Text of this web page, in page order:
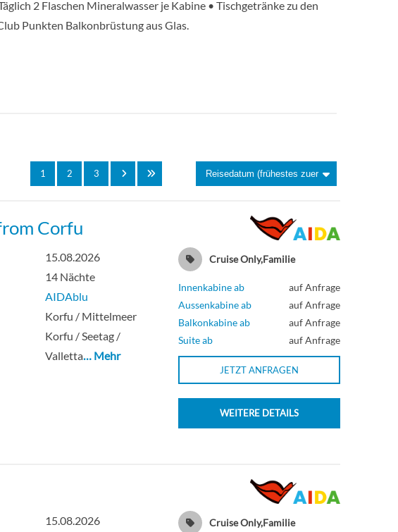
Deck 4
Deck 6 Suite
Suite
Suite
2 Flaschen Mineralwasser je Kabine • Tischgetränke zu den
Punkten Balkonbrüstung aus Glas.
1 2 3
Corfu
15.08.2026
14 Nächte
AIDAblu
Korfu / Mittelmeer
Korfu / Seetag /
Valletta… Mehr
Cruise Only,Familie
Innenkabine ab
auf Anfrage
Aussenkabine ab
auf Anfrage
Balkonkabine ab
auf Anfrage
Suite ab
auf Anfrage
JETZT ANFRAGEN
WEITERE DETAILS
15.08.2026
Cruise Only,Familie